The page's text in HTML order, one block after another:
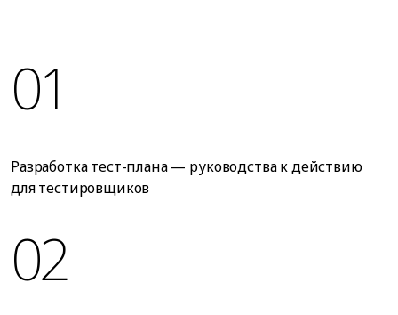
01
Разработка тест-плана — руководства к действию
для тестировщиков
02